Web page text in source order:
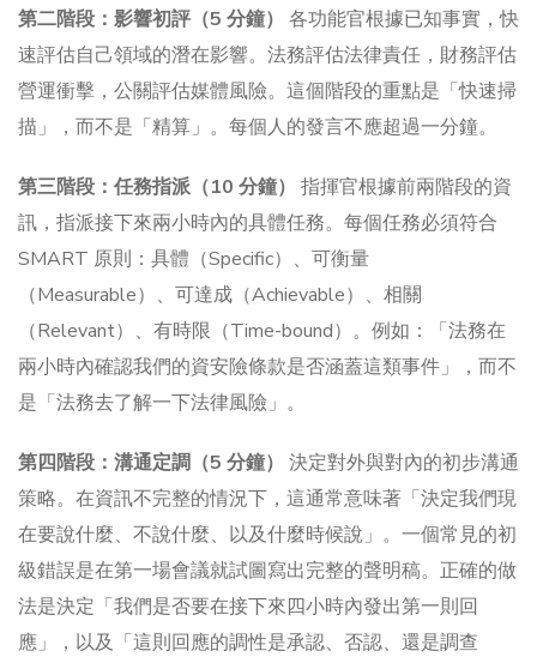
第二階段：影響初評（5 分鐘） 各功能官根據已知事實，快
速評估自己領域的潛在影響。法務評估法律責任，財務評估
營運衝擊，公關評估媒體風險。這個階段的重點是「快速掃
描」，而不是「精算」。每個人的發言不應超過一分鐘。
第三階段：任務指派（10 分鐘） 指揮官根據前兩階段的資
訊，指派接下來兩小時內的具體任務。每個任務必須符合
SMART 原則：具體（Specific）、可衡量
（Measurable）、可達成（Achievable）、相關
（Relevant）、有時限（Time-bound）。例如：「法務在
兩小時內確認我們的資安險條款是否涵蓋這類事件」，而不
是「法務去了解一下法律風險」。
第四階段：溝通定調（5 分鐘） 決定對外與對內的初步溝通
策略。在資訊不完整的情況下，這通常意味著「決定我們現
在要說什麼、不說什麼、以及什麼時候說」。一個常見的初
級錯誤是在第一場會議就試圖寫出完整的聲明稿。正確的做
法是決定「我們是否要在接下來四小時內發出第一則回
應」，以及「這則回應的調性是承認、否認、還是調查